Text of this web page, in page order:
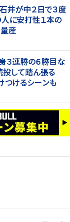
井が中２日で３度
に安打性１本の
産
連勝の６勝目な
投して踏ん張る
つけるシーンも